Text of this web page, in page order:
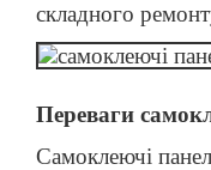
складного
Переваги
Самоклеючі